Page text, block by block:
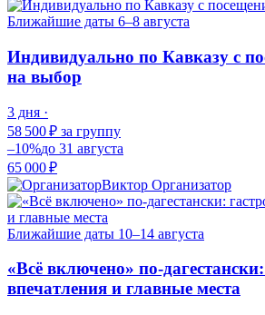
Ближайшие даты 6–8 августа
Индивидуально по Кавказу с
на выбор
3 дня ·
58 500 ₽ за группу
–10%до 31 августа
65 000 ₽
Виктор Организатор
Ближайшие даты 10–14 августа
«Всё включено» по-
впечатления и главные места